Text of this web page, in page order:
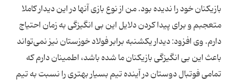
بازیكنان خود را ندیده بود. من از نوع بازی آنها در این دیدار كاملا
متعجبم و برای پیدا كردن دلایل این بی انگیزگی به زمان احتیاج
دارم. وی افزود: دیدار یكشنبه برابر فولاد خوزستان نیز نمی‌تواند
باعث این بی انگیزگی بازیكنان ما شده باشد، اطمینان دارم كه
تمامی فوتبال دوستان در آینده تیم بسیار بهتری را نسبت به تیم